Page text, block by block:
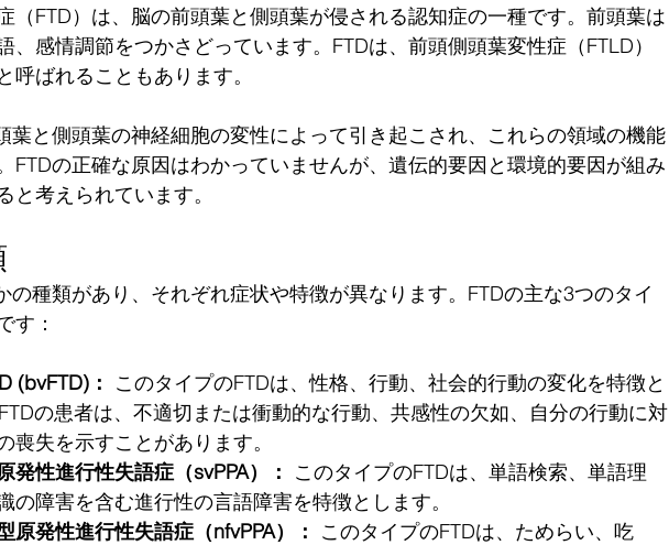
（FTD）は、脳の前頭葉と側頭葉が侵される認知症の一種です。前頭葉は
、感情調節をつかさどっています。FTDは、前頭側頭葉変性症（FTLD）
呼ばれることもあります。
葉と側頭葉の神経細胞の変性によって引き起こされ、これらの領域の機能
FTDの正確な原因はわかっていませんが、遺伝的要因と環境的要因が組み
と考えられています。
の種類があり、それぞれ症状や特徴が異なります。FTDの主な3つのタイ
す：
(bvFTD)： このタイプのFTDは、性格、行動、社会的行動の変化を特徴と
の患者は、不適切または衝動的な行動、共感性の欠如、自分の行動に対
喪失を示すことがあります。
発性進行性失語症（svPPA）： このタイプのFTDは、単語検索、単語理
の障害を含む進行性の言語障害を特徴とします。
原発性進行性失語症（nfvPPA）：
このタイプのFTDは、ためらい、吃